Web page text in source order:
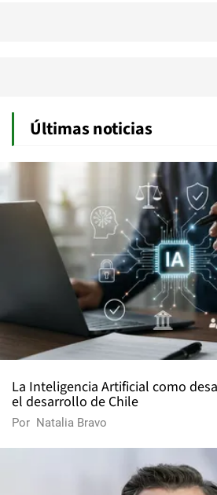
Últimas noticias
La Inteligencia Artificial como
el desarrollo de Chile
Por Natalia Bravo